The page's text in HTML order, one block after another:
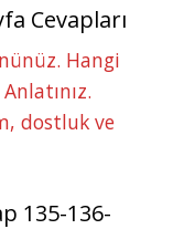
Cevapları
Hangi
dostluk ve
135-136-